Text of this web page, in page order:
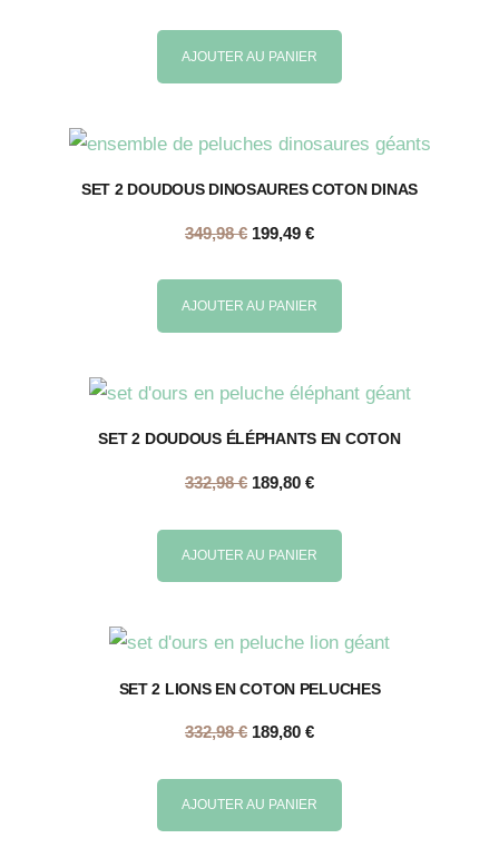
AJOUTER AU PANIER
SET 2 DOUDOUS DINOSAURES COTON DINAS
349,98€ 199,49 €
AJOUTER AU PANIER
SET 2 DOUDOUS ÉLÉPHANTS EN COTON
332,98€ 189,80 €
AJOUTER AU PANIER
SET 2 LIONS EN COTON PELUCHES
332,98€ 189,80 €
AJOUTER AU PANIER